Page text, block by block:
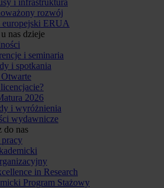
rozwój
europejski ERUA
nas dzieje
i seminaria
i spotkania
2026
i wyróżnienia
wydawnicze
do nas
in Research
Program Stażowy